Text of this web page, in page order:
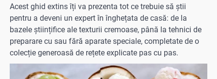
Acest ghid extins îți va prezenta tot ce trebuie să știi
pentru a deveni un expert în înghețata de casă: de la
bazele științifice ale texturii cremoase, până la tehnici de
preparare cu sau fără aparate speciale, completate de o
colecție generoasă de rețete explicate pas cu pas.